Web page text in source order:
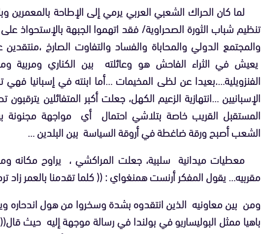
لما كان الحراك الشعبي العربي يرمي إلى الإطاحة بالمعمرين
تنظيم شباب الثورة الصحراوية/ فقد اتهموا الجبهة بالإستحواذ
والمجتمع الدولي والمحاباة والفساد والتفاوت الصارخ
يعيش في الثراء الفاحش هو وعائلته بين الكناري ومربية
الفنزويلية….بعيدا عن لظى المخيمات …أما ابنته في إسبانيا
الإسبانيين …انتهازية الزعيم الكهل، جعلت أكبر المتفائلين
المستقبل القريب خاصة بتلاشي احتمال أي مواجهة مجنونة
الشعب أصبح ورقة ضاغطة في أروقة السياسة بين البلدين …
معطيات ميدانية سلبية، جعلت المراكشي ، يراوح مكانه
مقربيه…يقول المفكر أرنست همنغواي : (( كلما تقدمنا بالعمر زاد
ومن بين معاونيه الذين انتقدوه بشدة وسخروا من هول اندحاره
باهيا ممثل البوليساريو في بولندا في رسالة موجهة إليه حيث